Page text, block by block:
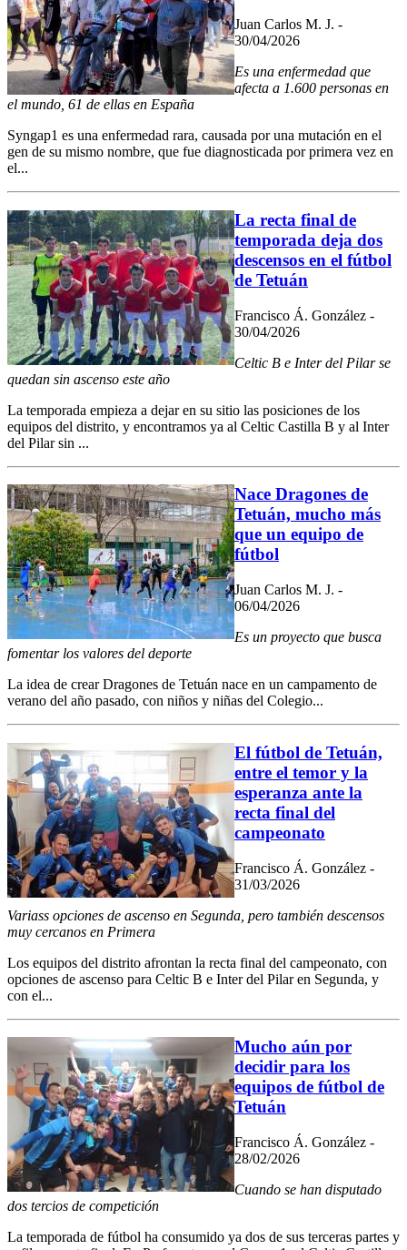
Juan Carlos M. J. -
30/04/2026
Es una enfermedad que
afecta a 1.600 personas en
el mundo, 61 de ellas en España
Syngap1 es una enfermedad rara, causada por una mutación en el
gen de su mismo nombre, que fue diagnosticada por primera vez en
el...
La recta final de
temporada deja dos
descensos en el fútbol
de Tetuán
Francisco Á. González -
30/04/2026
Celtic B e Inter del Pilar se
quedan sin ascenso este año
La temporada empieza a dejar en su sitio las posiciones de los
equipos del distrito, y encontramos ya al Celtic Castilla B y al Inter
del Pilar sin ...
Nace Dragones de
Tetuán, mucho más
que un equipo de
fútbol
Juan Carlos M. J. -
06/04/2026
Es un proyecto que busca
fomentar los valores del deporte
La idea de crear Dragones de Tetuán nace en un campamento de
verano del año pasado, con niños y niñas del Colegio...
El fútbol de Tetuán,
entre el temor y la
esperanza ante la
recta final del
campeonato
Francisco Á. González -
31/03/2026
Variass opciones de ascenso en Segunda, pero también descensos
muy cercanos en Primera
Los equipos del distrito afrontan la recta final del campeonato, con
opciones de ascenso para Celtic B e Inter del Pilar en Segunda, y
con el...
Mucho aún por
decidir para los
equipos de fútbol de
Tetuán
Francisco Á. González -
28/02/2026
Cuando se han disputado
dos tercios de competición
La temporada de fútbol ha consumido ya dos de sus terceras partes y